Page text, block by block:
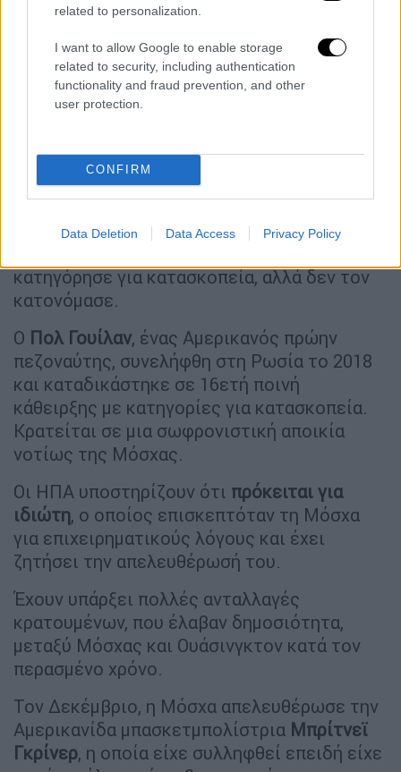
related to personalization.
I want to allow Google to enable storage
related to security, including authentication
functionality and fraud prevention, and other
user protection.
CONFIRM
Data Deletion Data Access Privacy Policy
Πολλοί Αμερικανοί πολίτες κρατούνται αυτή
ότι πραγματοποιηθούν συλλήψεις με
πολιτικά κίνητρα.
Τον Ιανουάριο η FSB άνοιξε ποινική υπόθεση
κατηγόρησε για κατασκοπεία, αλλά δεν τον
κατονόμασε.
Ο Πολ Γουίλαν, ένας Αμερικανός πρώην
πεζοναύτης, συνελήφθη στη Ρωσία το 2018
και καταδικάστηκε σε 16ετή ποινή
κάθειρξης με κατηγορίες για κατασκοπεία.
Κρατείται σε μια σωφρονιστική αποικία
νοτίως της Μόσχας.
Οι ΗΠΑ υποστηρίζουν ότι πρόκειται για
ιδιώτη, ο οποίος επισκεπτόταν τη Μόσχα
για επιχειρηματικούς λόγους και έχει
ζητήσει την απελευθέρωσή του.
Έχουν υπάρξει πολλές ανταλλαγές
κρατουμένων, που έλαβαν δημοσιότητα,
μεταξύ Μόσχας και Ουάσινγκτον κατά τον
περασμένο χρόνο.
Τον Δεκέμβριο, η Μόσχα απελευθέρωσε την
Αμερικανίδα μπασκετμπολίστρια Μπρίτνεϊ
Γκρίνερ, η οποία είχε συλληφθεί επειδή είχε